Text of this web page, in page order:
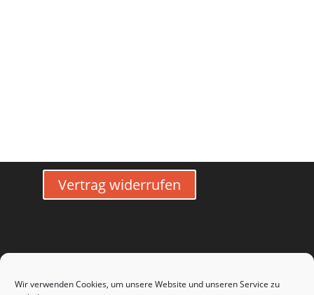
Wir verwenden Cookies, um unsere Website und unseren Service zu
Vertrag widerrufen